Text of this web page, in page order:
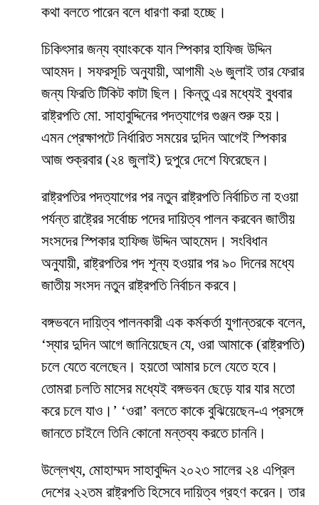
কথা বলতে পারেন বলে ধারণা করা হচ্ছে।
চিকিৎসার জন্য ব্যাংককে যান স্পিকার হাফিজ উদ্দিন
আহমদ। সফরসূচি অনুযায়ী, আগামী ২৬ জুলাই তার ফেরার
জন্য ফিরতি টিকিট কাটা ছিল। কিন্তু এর মধ্যেই বুধবার
রাষ্ট্রপতি মো. সাহাবুদ্দিনের পদত্যাগের গুঞ্জন শুরু হয়।
এমন প্রেক্ষাপটে নির্ধারিত সময়ের দুদিন আগেই স্পিকার
আজ শুক্রবার (২৪ জুলাই) দুপুরে দেশে ফিরেছেন।
রাষ্ট্রপতির পদত্যাগের পর নতুন রাষ্ট্রপতি নির্বাচিত না হওয়া
পর্যন্ত রাষ্ট্রের সর্বোচ্চ পদের দায়িত্ব পালন করবেন জাতীয়
সংসদের স্পিকার হাফিজ উদ্দিন আহমেদ। সংবিধান
অনুযায়ী, রাষ্ট্রপতির পদ শূন্য হওয়ার পর ৯০ দিনের মধ্যে
জাতীয় সংসদ নতুন রাষ্ট্রপতি নির্বাচন করবে।
বঙ্গভবনে দায়িত্ব পালনকারী এক কর্মকর্তা যুগান্তরকে বলেন,
‘স্যার দুদিন আগে জানিয়েছেন যে, ওরা আমাকে (রাষ্ট্রপতি)
চলে যেতে বলেছেন। হয়তো আমার চলে যেতে হবে।
তোমরা চলতি মাসের মধ্যেই বঙ্গভবন ছেড়ে যার যার মতো
করে চলে যাও।’ ‘ওরা’ বলতে কাকে বুঝিয়েছেন-এ প্রসঙ্গে
জানতে চাইলে তিনি কোনো মন্তব্য করতে চাননি।
উল্লেখ্য, মোহাম্মদ সাহাবুদ্দিন ২০২৩ সালের ২৪ এপ্রিল
দেশের ২২তম রাষ্ট্রপতি হিসেবে দায়িত্ব গ্রহণ করেন। তার